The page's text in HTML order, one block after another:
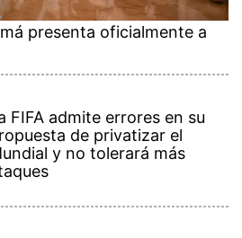
presenta oficialmente a
FIFA admite errores en su
de privatizar el
y no tolerará más